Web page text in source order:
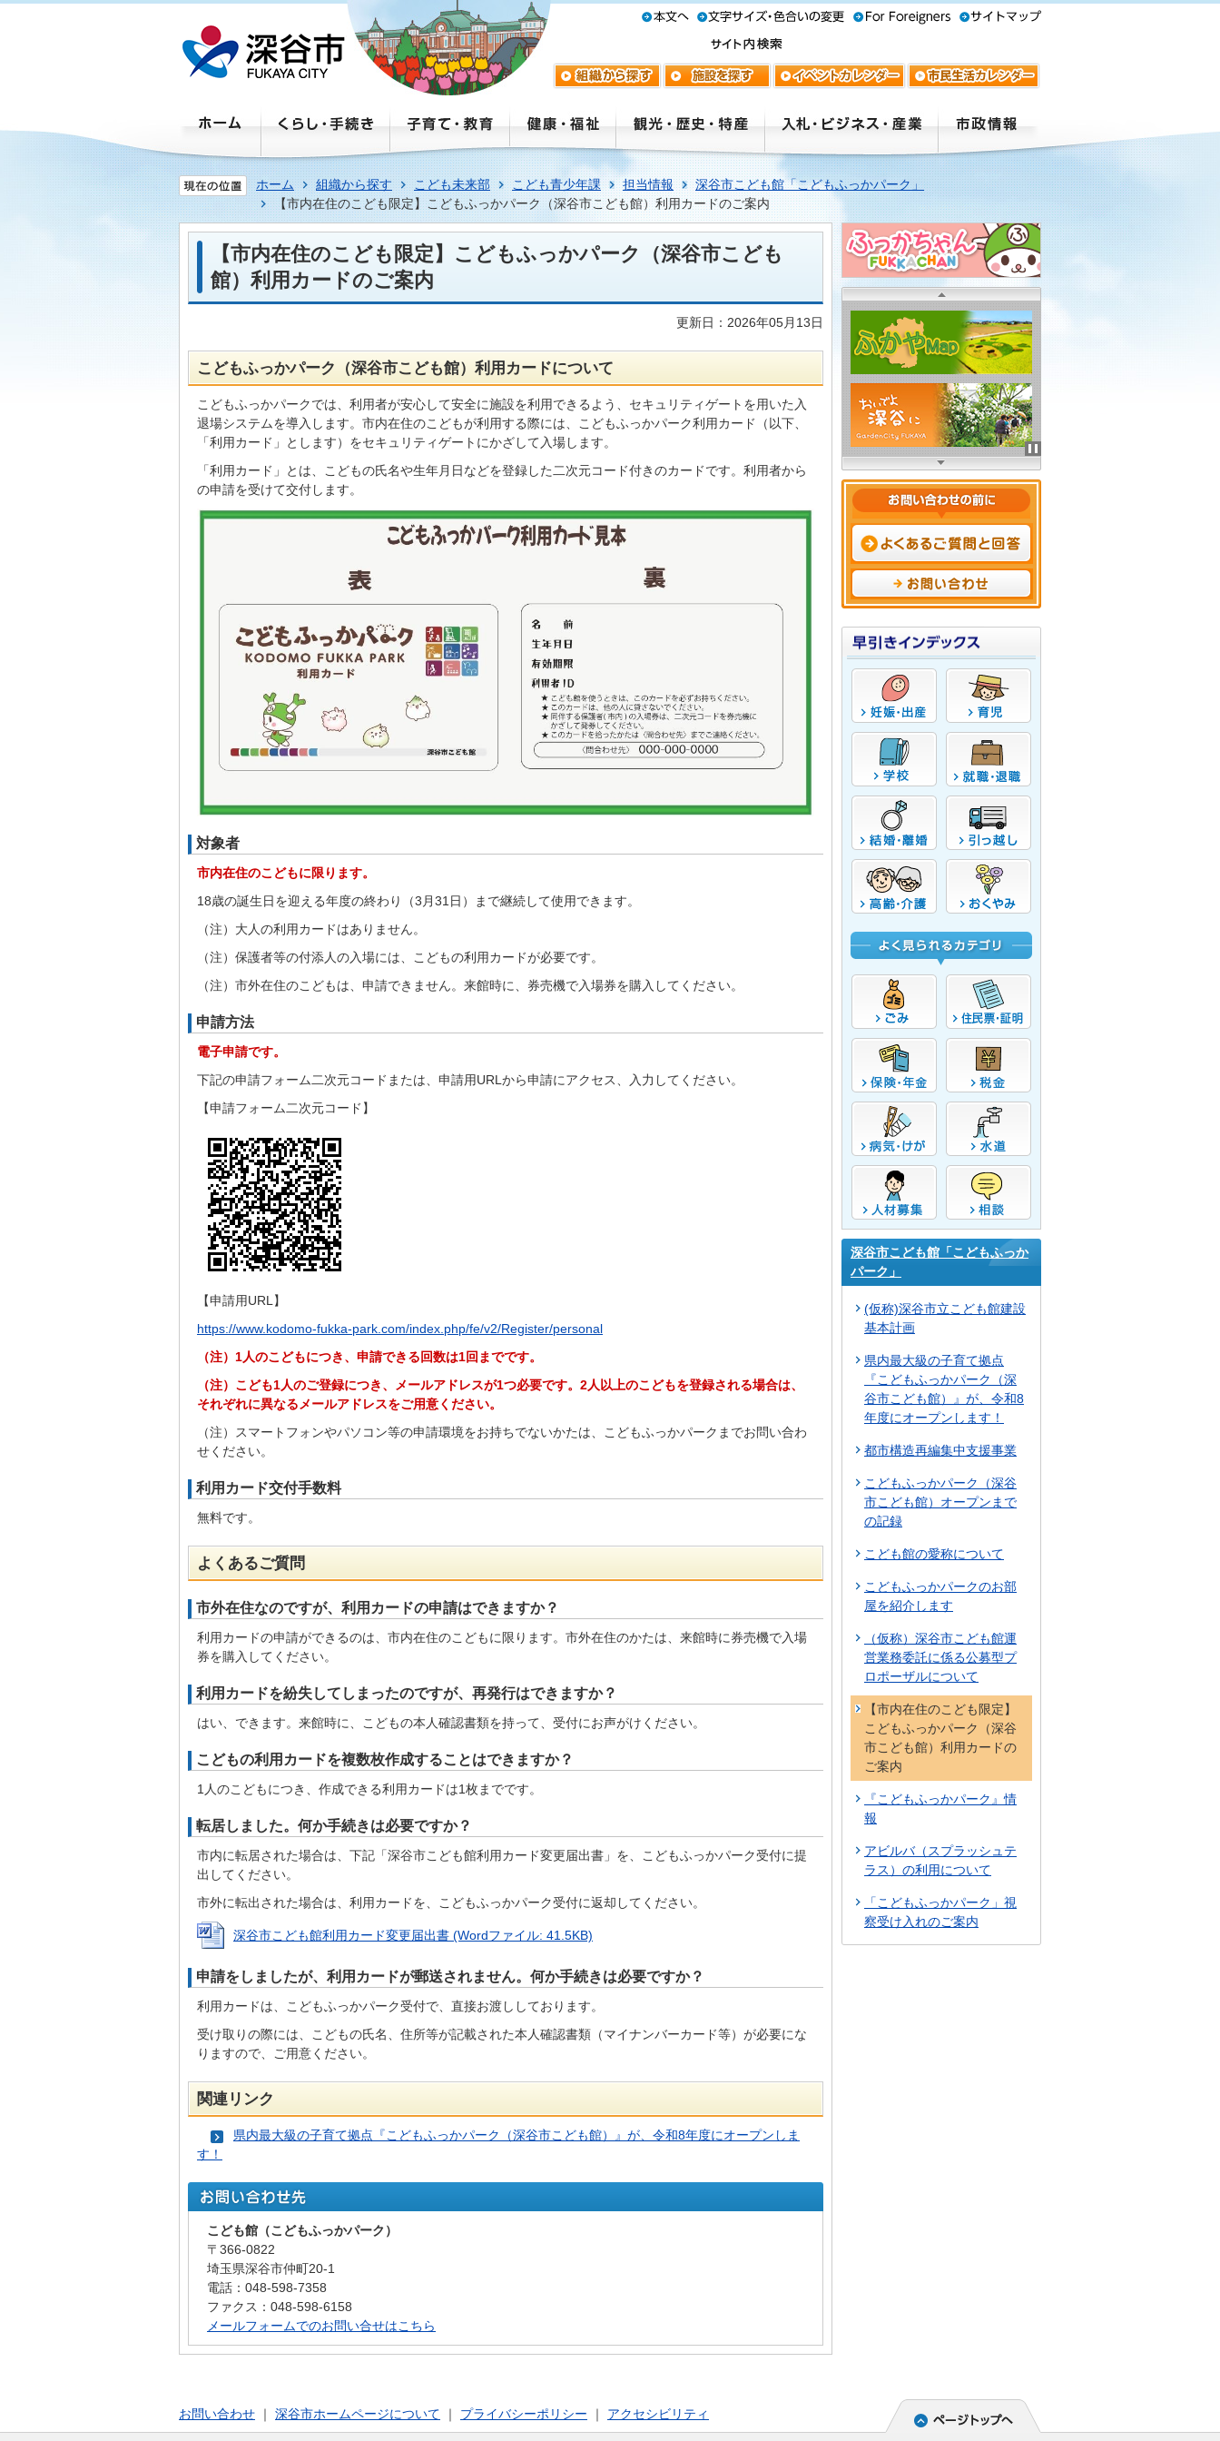
ホーム 組織から探す こども未来部 こども青少年課 担当情報
深谷市こども館「こどもふっかパーク」
【市内在住のこども限定】こどもふっかパーク（深谷市こども館）利用カードのご案内
【市内在住のこども限定】こどもふっかパーク（深谷市こども
館）利用カードのご案内
更新日：2026年05月13日
こどもふっかパーク（深谷市こども館）利用カードについて
こどもふっかパークでは、利用者が安心して安全に施設を利用できるよう、セキュリティゲートを用いた入
退場システムを導入します。市内在住のこどもが利用する際には、こどもふっかパーク利用カード（以下、
「利用カード」とします）をセキュリティゲートにかざして入場します。
「利用カード」とは、こどもの氏名や生年月日などを登録した二次元コード付きのカードです。利用者から
の申請を受けて交付します。
対象者
市内在住のこどもに限ります。
18歳の誕生日を迎える年度の終わり（3月31日）まで継続して使用できます。
（注）大人の利用カードはありません。
（注）保護者等の付添人の入場には、こどもの利用カードが必要です。
（注）市外在住のこどもは、申請できません。来館時に、券売機で入場券を購入してください。
申請方法
電子申請です。
下記の申請フォーム二次元コードまたは、申請用URLから申請にアクセス、入力してください。
【申請フォーム二次元コード】
【申請用URL】
https://www.kodomo-fukka-park.com/index.php/fe/v2/Register/personal
（注）1人のこどもにつき、申請できる回数は1回までです。
（注）こども1人のご登録につき、メールアドレスが1つ必要です。2人以上のこどもを登録される場合は、
それぞれに異なるメールアドレスをご用意ください。
（注）スマートフォンやパソコン等の申請環境をお持ちでないかたは、こどもふっかパークまでお問い合わ
せください。
利用カード交付手数料
無料です。
よくあるご質問
市外在住なのですが、利用カードの申請はできますか？
利用カードの申請ができるのは、市内在住のこどもに限ります。市外在住のかたは、来館時に券売機で入場
券を購入してください。
利用カードを紛失してしまったのですが、再発行はできますか？
はい、できます。来館時に、こどもの本人確認書類を持って、受付にお声がけください。
こどもの利用カードを複数枚作成することはできますか？
1人のこどもにつき、作成できる利用カードは1枚までです。
転居しました。何か手続きは必要ですか？
市内に転居された場合は、下記「深谷市こども館利用カード変更届出書」を、こどもふっかパーク受付に提
出してください。
市外に転出された場合は、利用カードを、こどもふっかパーク受付に返却してください。
深谷市こども館利用カード変更届出書 (Wordファイル: 41.5KB)
申請をしましたが、利用カードが郵送されません。何か手続きは必要ですか？
利用カードは、こどもふっかパーク受付で、直接お渡ししております。
受け取りの際には、こどもの氏名、住所等が記載された本人確認書類（マイナンバーカード等）が必要にな
りますので、ご用意ください。
関連リンク
県内最大級の子育て拠点『こどもふっかパーク（深谷市こども館）』が、令和8年度にオープンしま
す！
こども館（こどもふっかパーク）
〒366-0822
埼玉県深谷市仲町20-1
電話：048-598-7358
ファクス：048-598-6158
メールフォームでのお問い合せはこちら
深谷市こども館「こどもふっか
パーク」
(仮称)深谷市立こども館建設
基本計画
県内最大級の子育て拠点
『こどもふっかパーク（深
谷市こども館）』が、令和8
年度にオープンします！
都市構造再編集中支援事業
こどもふっかパーク（深谷
市こども館）オープンまで
の記録
こども館の愛称について
こどもふっかパークのお部
屋を紹介します
（仮称）深谷市こども館運
営業務委託に係る公募型プ
ロポーザルについて
【市内在住のこども限定】
こどもふっかパーク（深谷
市こども館）利用カードの
ご案内
『こどもふっかパーク』情
報
アビルバ（スプラッシュテ
ラス）の利用について
「こどもふっかパーク」視
察受け入れのご案内
お問い合わせ ｜ 深谷市ホームページについて ｜ プライバシーポリシー ｜ アクセシビリティ